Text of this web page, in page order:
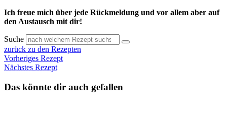
Ich freue mich über jede Rückmeldung und vor allem aber auf
den Austausch mit dir!
Suche
zurück zu den Rezepten
Vorheriges Rezept
Nächstes Rezept
Das könnte dir auch gefallen